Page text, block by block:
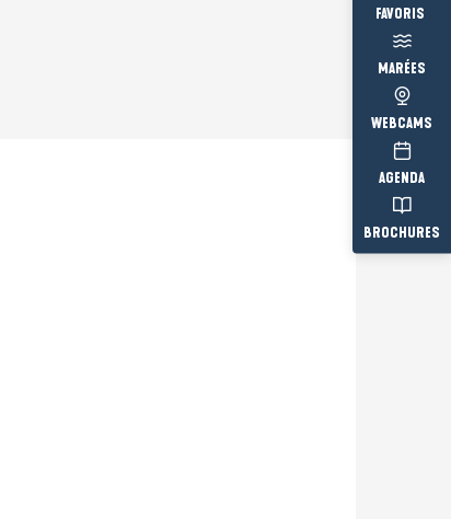
Voir les
MARÉES
WEBCAMS
AGENDA
BROCHURES